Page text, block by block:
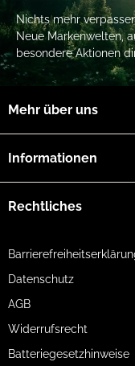
Nichts mehr
Neue Markenwelten,
besondere Aktionen
Mehr über uns
Informationen
Rechtliches
Datenschutz
AGB
Widerrufsrecht
Batteriegesetzhinweise